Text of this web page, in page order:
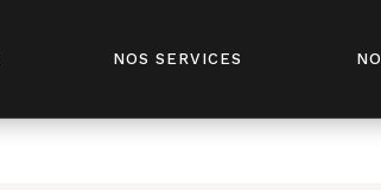
fivesenses.tn/public_html/wp-
NOS SERVICES